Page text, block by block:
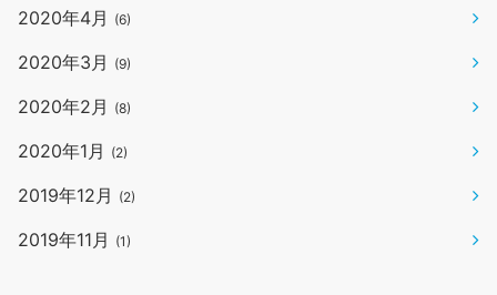
2020年4月 (6)
2020年3月 (9)
2020年2月 (8)
2020年1月 (2)
2019年12月 (2)
2019年11月 (1)